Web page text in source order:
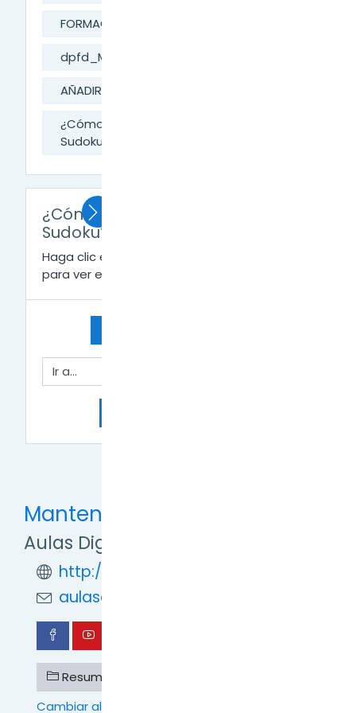
FORMACIÓN DIGITAL
dpfd_MesaAyuda
AÑADIR ACTIVIDADES A LA CLASE
¿Cómo añadir la Actividad: Juego
Sudoku?
¿Cómo añadir la Actividad: Juego
Sudoku?
Haga clic en
para ver el archivo.
Ir a...
Mantente en contacto
Aulas Digitales TDF
http://formaciondigital.tdf.gob.ar/
aulasdigitales.tdf@gmail.com
Resumen de retención de datos
Cambiar al tema estándar